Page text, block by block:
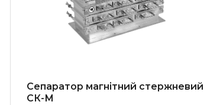
Сепаратор магнітний стержневий
СК-М